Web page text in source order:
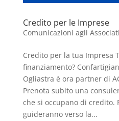
Credito per le Imprese
Comunicazioni agli Associati
Credito per la tua Impresa
finanziamento?
Ogliastra è ora partner di
Prenota subito una
che si occupano di credito.
guideranno verso la...